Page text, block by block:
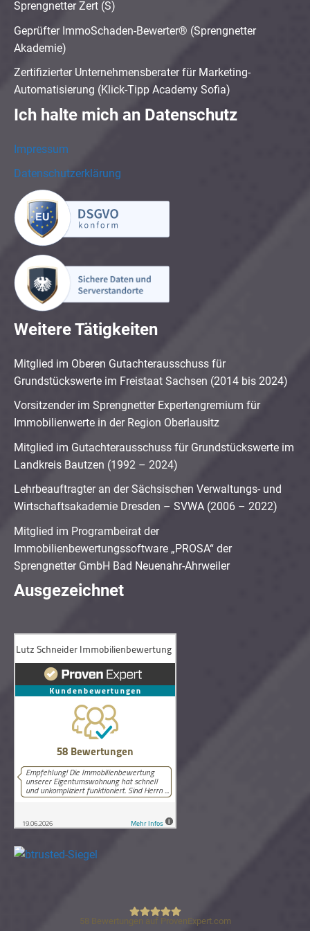
Sprengnetter Zert (S)
Geprüfter ImmoSchaden-Bewerter® (Sprengnetter
Akademie)
Zertifizierter Unternehmensberater für Marketing-
Automatisierung (Klick-Tipp Academy Sofia)
Ich halte mich an Datenschutz
Impressum
Datenschutzerklärung
Weitere Tätigkeiten
Mitglied im Oberen Gutachterausschuss für
Grundstückswerte im Freistaat Sachsen (2014 bis 2024)
Vorsitzender im Sprengnetter Expertengremium für
Immobilienwerte in der Region Oberlausitz
Mitglied im Gutachterausschuss für Grundstückswerte im
Landkreis Bautzen (1992 – 2024)
Lehrbeauftragter an der Sächsischen Verwaltungs- und
Wirtschaftsakademie Dresden – SVWA (2006 – 2022)
Mitglied im Programbeirat der
Immobilienbewertungssoftware „PROSA“ der
Sprengnetter GmbH Bad Neuenahr-Ahrweiler
Ausgezeichnet
58 Bewertungen auf ProvenExpert.com